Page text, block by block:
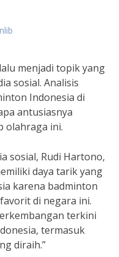
menjadi topik yang
sosial. Analisis
Indonesia di
antusiasnya
olahraga ini.
sosial, Rudi Hartono,
daya tarik yang
karena badminton
di negara ini.
terkini
termasuk
diraih.”